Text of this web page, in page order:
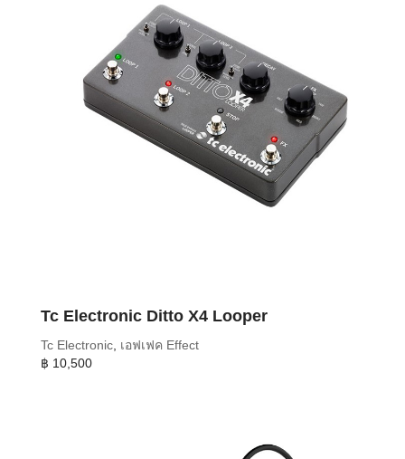
Tc Electronic Ditto X4 Looper
Tc Electronic เอฟเฟค Effect
฿ 10,500